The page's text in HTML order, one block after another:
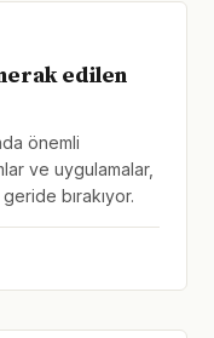
edilen
önemli
ve uygulamalar,
bırakıyor.